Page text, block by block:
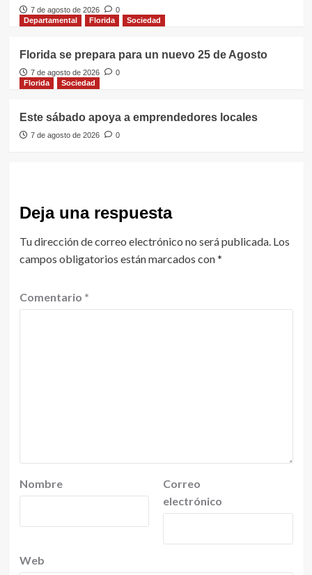
7 de agosto de 2026
0
Departamental
Florida Sociedad
Florida se prepara para un nuevo 25 de Agosto
7 de agosto de 2026
0
Florida
Sociedad
Este sábado apoya a emprendedores locales
7 de agosto de 2026 0
Deja una respuesta
Tu dirección de correo electrónico no será publicada. Los
campos obligatorios están marcados con*
Comentario *
Nombre
Correo
electrónico
Web